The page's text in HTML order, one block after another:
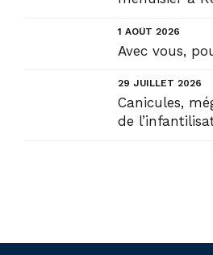
1 AOÛT 2026
Avec vous,
29 JUILLET 2026
Canicules,
de